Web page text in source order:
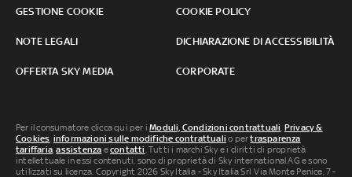
GESTIONE COOKIE COOKIE POLICY
NOTE LEGALI DICHIARAZIONE DI ACCESSIBILITÀ
OFFERTA SKY MEDIA CORPORATE
Per il consumatore clicca qui per iModuli, Condizioni contrattuali, Privacy &
Cookies, informazioni sulle modifiche contrattuali o pertrasparenza
tariffaria,assistenza econtatti. Tutti i marchi Sky e i diritti di proprietà
intellettuale in essi contenuti, sono di proprietà di Sky international AG e sono
utilizzati su licenza. Copyright 2026 Sky Italia - Sky Italia Srl Via Monte Penice, 7 -